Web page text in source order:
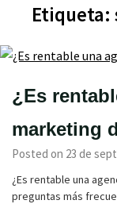
Etiqueta:
¿Es
marketing
Posted on 23 de
¿Es rentable una
preguntas más